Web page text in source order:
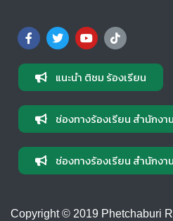
แนะนำ ติชม ร้องเรียน
ช่องทางร้องเรียน สำนักงา
ช่องทางร้องเรียน สำนักงา
Copyright © 2019 Phetchaburi